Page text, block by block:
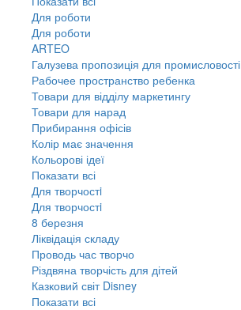
Для роботи
Для роботи
ARTEO
Галузева пропозиція для промисловості
Рабочее пространство ребенка
Товари для відділу маркетингу
Товари для нарад
Прибирання офісів
Колір має значення
Кольорові ідеї
Показати всі
Для творчостi
Для творчостi
8 березня
Ліквідація складу
Проводь час творчо
Різдвяна творчість для дітей
Казковий світ Disney
Показати всі